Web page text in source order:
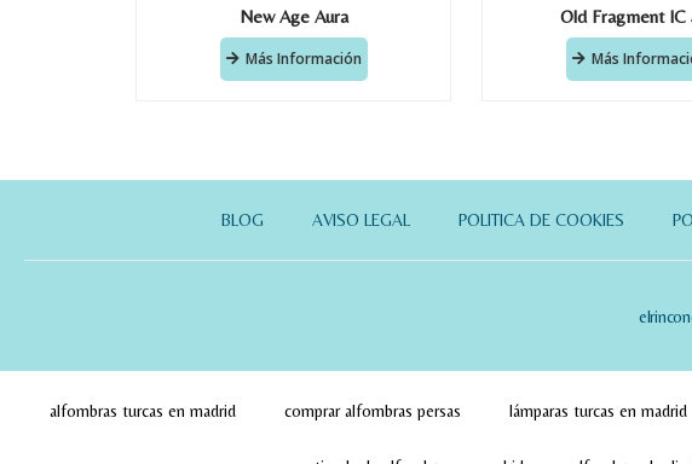
New Age Aura
Más Información
Old Fragment IC
Más
BLOG AVISO LEGAL POLITICA DE COOKIES
alfombras turcas en madrid comprar alfombras persas lámparas turcas en madrid